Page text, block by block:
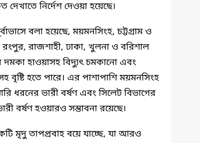
নির্দেশ দেওয়া হয়েছে।
বলা হয়েছে, ময়মনসিংহ, চট্টগ্রাম ও
রাজশাহী, ঢাকা, খুলনা ও বরিশাল
দমকা হাওয়াসহ বিদ্যুৎ চমকানো এবং
বৃষ্টি হতে পারে। এর পাশাপাশি ময়মনসিংহ
ধরনের ভারী বর্ষণ এবং সিলেট বিভাগের
বর্ষণ হওয়ারও সম্ভাবনা রয়েছে।
মৃদু তাপপ্রবাহ বয়ে যাচ্ছে, যা আরও